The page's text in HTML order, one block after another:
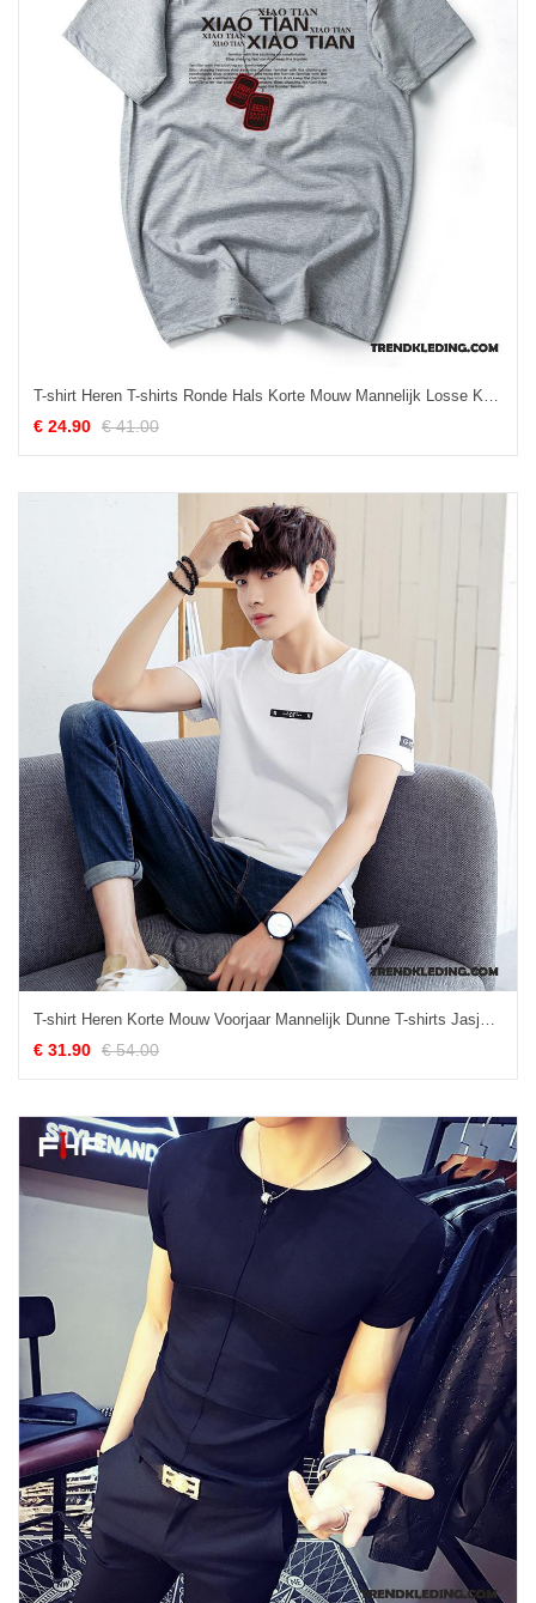
T-shirt Heren T-shirts Ronde Hals Korte Mouw Mannelijk Losse Katoen Grijs
€ 24.90 € 41.00
T-shirt Heren Korte Mouw Voorjaar Mannelijk Dunne T-shirts Jasje Effen Kleur Wit
€ 31.90 € 54.00